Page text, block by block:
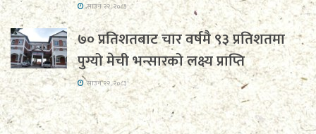
साउन २२, २०८३
७० प्रतिशतबाट चार वर्षमै ९३ प्रतिशतमा
पुग्यो मेची भन्सारको लक्ष्य प्राप्ति
साउन २२, २०८३